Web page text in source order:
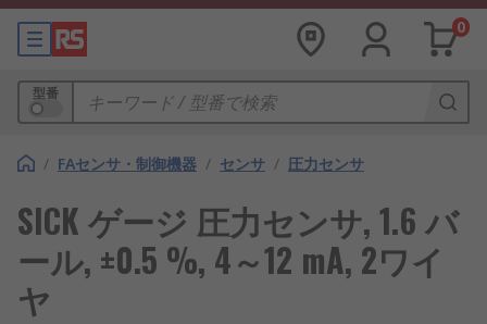
0
型番
/ FAセンサ・制御機器 / センサ / 圧力センサ
SICK ゲージ 圧力センサ, 1.6 バ
ール, ±0.5 %, 4～12 mA, 2ワイ
ヤ